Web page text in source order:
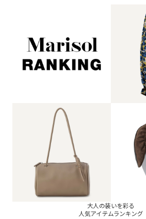
大人の装いを彩る
人気アイテムランキング